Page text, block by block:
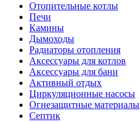
Отопительные котлы
Печи
Камины
Дымоходы
Радиаторы отопления
Аксессуары для котлов
Аксессуары для бани
Активный отдых
Циркуляционные насосы
Огнезащитные материалы
Септик